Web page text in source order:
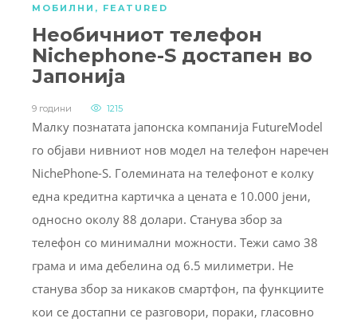
МОБИЛНИ , FEATURED
Необичниот телефон
Nichephone-S достапен во
Јапонија
9 години 1215
Малку познатата јапонска компанија FutureModel
го објави нивниот нов модел на телефон наречен
NichePhone-S. Големината на телефонот е колку
една кредитна картичка а цената е 10.000 јени,
односно околу 88 долари. Станува збор за
телефон со минимални можности. Тежи само 38
грама и има дебелина од 6.5 милиметри. Не
станува збор за никаков смартфон, па функциите
кои се достапни се разговори, пораки, гласовно